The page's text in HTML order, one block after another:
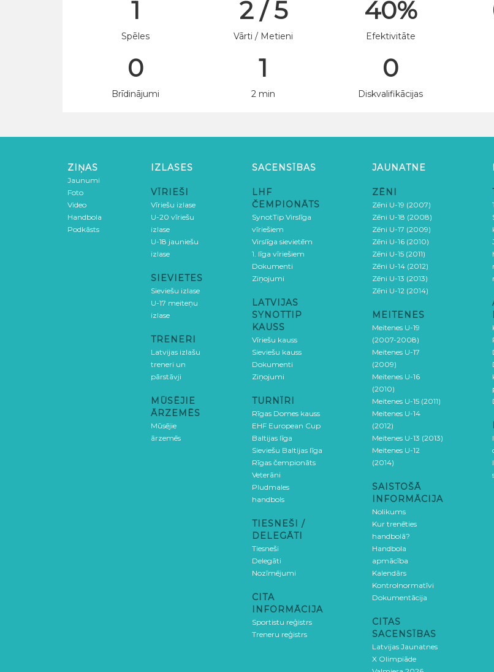
1
Spēles
2 / 5
Vārti / Metieni
40%
Efektivitāte
0
Brīdinājumi
1
2 min
0
Diskvalifikācijas
ZIŅAS
Jaunumi
Foto
Video
Handbola
Podkāsts
IZLASES
VĪRIEŠI
Vīriešu izlase
U-20 vīriešu
izlase
U-18 jauniešu
izlase
SIEVIETES
Sieviešu izlase
U-17 meiteņu
izlase
TRENERI
Latvijas izlašu
treneri un
pārstāvji
MŪSĒJIE
ĀRZEMĒS
Mūsējie
ārzemēs
SACENSĪBAS
LHF
ČEMPIONĀTS
SynotTip Virslīga
vīriešiem
Virslīga sievietēm
1. līga vīriešiem
Dokumenti
Ziņojumi
LATVIJAS
SYNOTTIP
KAUSS
Vīriešu kauss
Sieviešu kauss
Dokumenti
Ziņojumi
TURNĪRI
Rīgas Domes kauss
EHF European Cup
Baltijas līga
Sieviešu Baltijas līga
Rīgas čempionāts
Veterāni
Pludmales
handbols
TIESNEŠI /
DELEGĀTI
Tiesneši
Delegāti
Nozīmējumi
CITA
INFORMĀCIJA
Sportistu reģistrs
Treneru reģistrs
JAUNATNE
ZĒNI
Zēni U-19 (2007)
Zēni U-18 (2008)
Zēni U-17 (2009)
Zēni U-16 (2010)
Zēni U-15 (2011)
Zēni U-14 (2012)
Zēni U-13 (2013)
Zēni U-12 (2014)
MEITENES
Meitenes U-19
(2007-2008)
Meitenes U-17
(2009)
Meitenes U-16
(2010)
Meitenes U-15 (2011)
Meitenes U-14
(2012)
Meitenes U-13 (2013)
Meitenes U-12
(2014)
SAISTOŠĀ
INFORMĀCIJA
Nolikums
Kur trenēties
handbolā?
Handbola
apmācība
Kalendārs
Kontrolnormatīvi
Dokumentācija
CITAS
SACENSĪBAS
Latvijas Jaunatnes
X Olimpiāde